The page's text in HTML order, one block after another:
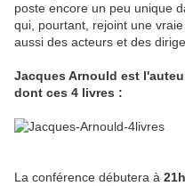
poste encore un peu unique
qui, pourtant, rejoint une
aussi des acteurs et des
Jacques Arnould est
dont ces 4 livres :
La conférence débutera à 21h